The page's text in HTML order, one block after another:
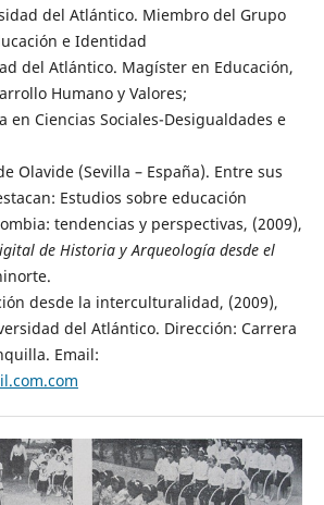
del Atlántico. Miembro del Grupo
e Identidad
del Atlántico. Magíster en Educación,
Humano y Valores;
en Ciencias Sociales-Desigualdades e
Olavide (Sevilla – España). Entre sus
Estudios sobre educación
tendencias y perspectivas, (2009),
de Historia y Arqueología desde el
desde la interculturalidad, (2009),
del Atlántico. Dirección: Carrera
Email: